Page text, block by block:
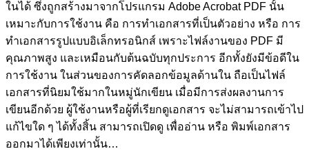
ในได้ ซึ่งถูกสร้างมาจากโปรแกรม Adobe Acrobat PDF นั้น
เหมาะกับการใช้งาน คือ การทำเอกสารที่เป็นตัวอย่าง หรือ การ
ทำเอกสารรูปแบบอิเล็กทรอนิกส์ เพราะไฟล์งานของ PDF มี
คุณภาพสูง และเหมือนกับต้นฉบับทุกประการ อีกทั้งยังมีข้อดีใน
การใช้งาน ในส่วนของการคัดลอกข้อมูลด้านใน ถือเป็นไฟล์
เอกสารที่นิยมใช้มากในหมู่นักเขียน เมื่อมีการส่งผลงานการ
เขียนอีกด้วย ผู้ใช้งานหรือผู้ที่เรียกดูเอกสาร จะไม่สามารถเข้าไป
แก้ไขใด ๆ ได้ทั้งสิ้น สามารถเปิดดู เพื่ออ่าน หรือ พิมพ์เอกสาร
ออกมาได้เพียงเท่านั้น…